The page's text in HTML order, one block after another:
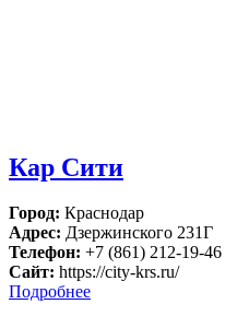
Кар Сити
Город: Краснодар
Адрес: Дзержинского 231Г
Телефон: +7 (861) 212-19-46
Сайт: https://city-krs.ru/
Подробнее